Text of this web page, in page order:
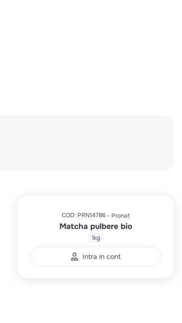
COD: PRN14786 Pronat
Matcha pulbere bio
1kg
Intra in cont